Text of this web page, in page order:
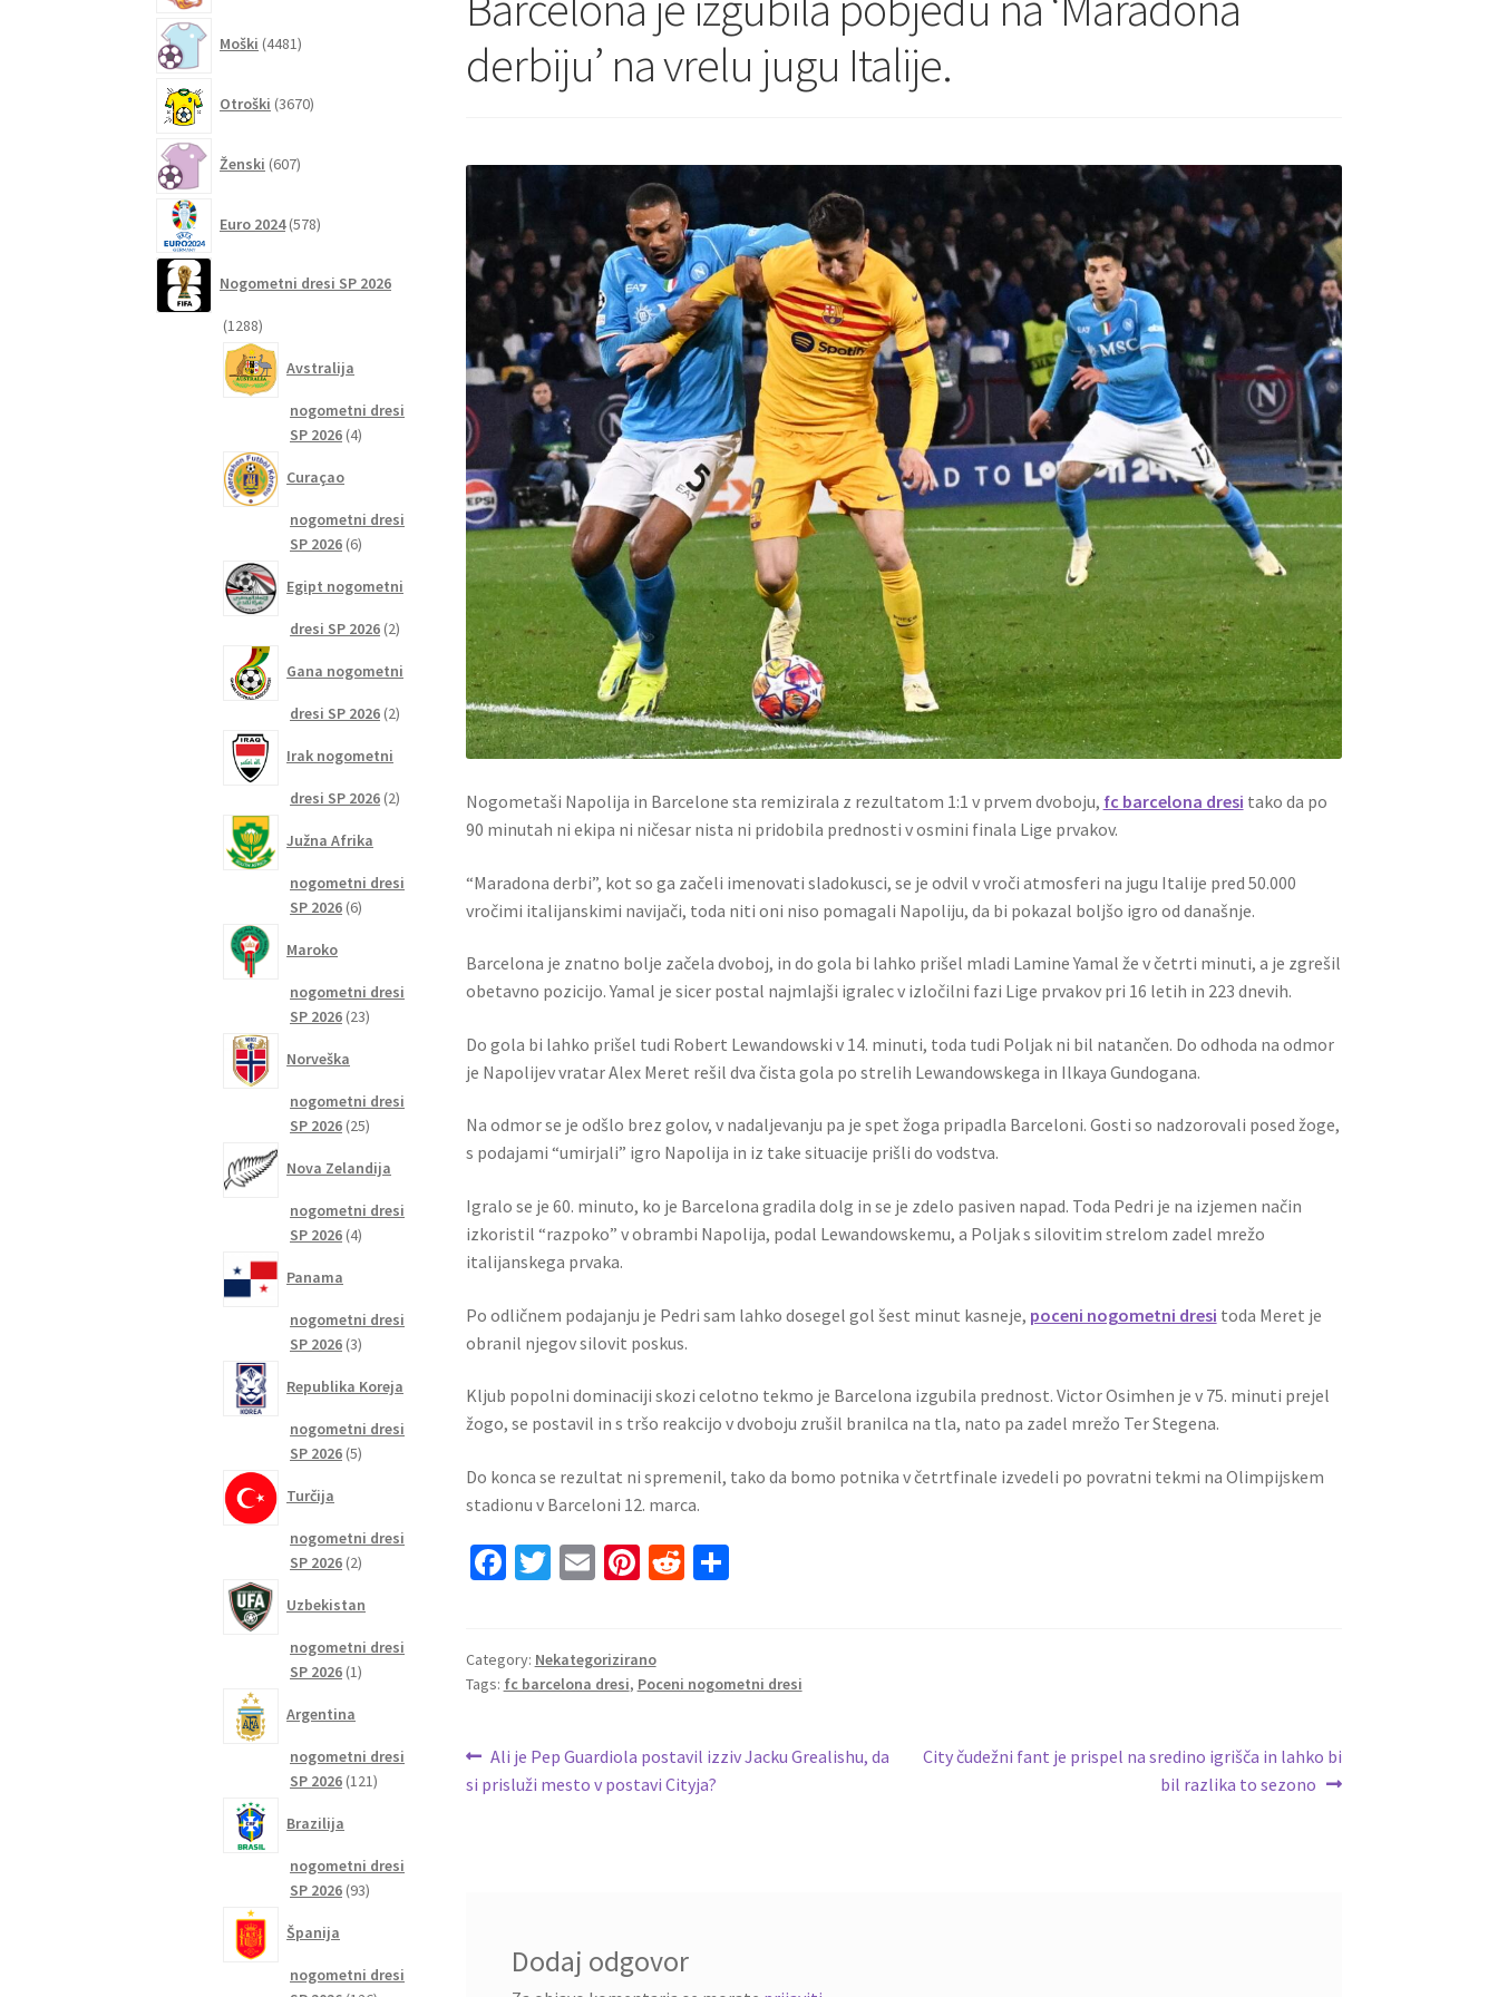
derbiju’ na vrelu jugu Italije.
Nogometaši Napolija in Barcelone sta remizirala z rezultatom 1:1 v prvem dvoboju, fc barcelona dresi tako da po
90 minutah ni ekipa ni ničesar nista ni pridobila prednosti v osmini finala Lige prvakov.
“Maradona derbi”, kot so ga začeli imenovati sladokusci, se je odvil v vroči atmosferi na jugu Italije pred 50.000
vročimi italijanskimi navijači, toda niti oni niso pomagali Napoliju, da bi pokazal boljšo igro od današnje.
Barcelona je znatno bolje začela dvoboj, in do gola bi lahko prišel mladi Lamine Yamal že v četrti minuti, a je zgrešil
obetavno pozicijo. Yamal je sicer postal najmlajši igralec v izločilni fazi Lige prvakov pri 16 letih in 223 dnevih.
Do gola bi lahko prišel tudi Robert Lewandowski v 14. minuti, toda tudi Poljak ni bil natančen. Do odhoda na odmor
je Napolijev vratar Alex Meret rešil dva čista gola po strelih Lewandowskega in Ilkaya Gundogana.
Na odmor se je odšlo brez golov, v nadaljevanju pa je spet žoga pripadla Barceloni. Gosti so nadzorovali posed žoge,
s podajami “umirjali” igro Napolija in iz take situacije prišli do vodstva.
Igralo se je 60. minuto, ko je Barcelona gradila dolg in se je zdelo pasiven napad. Toda Pedri je na izjemen način
izkoristil “razpoko” v obrambi Napolija, podal Lewandowskemu, a Poljak s silovitim strelom zadel mrežo
italijanskega prvaka.
Po odličnem podajanju je Pedri sam lahko dosegel gol šest minut kasneje, poceni nogometni dresi toda Meret je
obranil njegov silovit poskus.
Kljub popolni dominaciji skozi celotno tekmo je Barcelona izgubila prednost. Victor Osimhen je v 75. minuti prejel
žogo, se postavil in s tršo reakcijo v dvoboju zrušil branilca na tla, nato pa zadel mrežo Ter Stegena.
Do konca se rezultat ni spremenil, tako da bomo potnika v četrtfinale izvedeli po povratni tekmi na Olimpijskem
stadionu v Barceloni 12. marca.
Fa
o
o
k
T
er
E
l
Pi
es
t
R
t
S
Category: Nekategorizirano
Tags: fc barcelona dresi, Poceni nogometni dresi
Navigacija
prispevka
Previous
post:
Ali je Pep Guardiola postavil izziv Jacku Grealishu, da
si prisluži mesto v postavi Cityja?
Next
City čudežni fant je prispel na sredino igrišča in lahko bi
bil razlika to sezono
Dodaj odgovor
Moški 4481izdelkov
Otroški 3670izdelkov
Ženski 607izdelkov
Euro 2024 578izdelkov
Nogometni dresi SP 2026
12881288
izdelkov
Avstralija
nogometni dresi
SP 2026 44
Curaçao
nogometni dresi
SP 2026 66
Egipt nogometni
dresi SP 2026 22
Gana nogometni
dresi SP 2026 22
Irak nogometni
dresi SP 2026 22
Južna Afrika
nogometni dresi
SP 2026 66
Maroko
nogometni dresi
SP 2026 2323
Norveška
nogometni dresi
SP 2026 2525
Nova Zelandija
nogometni dresi
SP 2026 44
Panama
nogometni dresi
SP 2026 33
Republika Koreja
nogometni dresi
SP 2026 55
Turčija
nogometni dresi
SP 2026 22
Uzbekistan
nogometni dresi
SP 2026 11
Argentina
nogometni dresi
SP 2026 121121
Brazilija
nogometni dresi
SP 2026 9393
Španija
nogometni dresi